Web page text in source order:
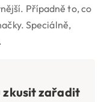
Případně to, co
Speciálně,
zkusit zařadit